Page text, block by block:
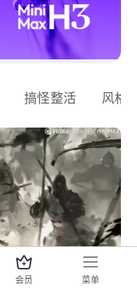
搞怪整活 风格
会员 菜单